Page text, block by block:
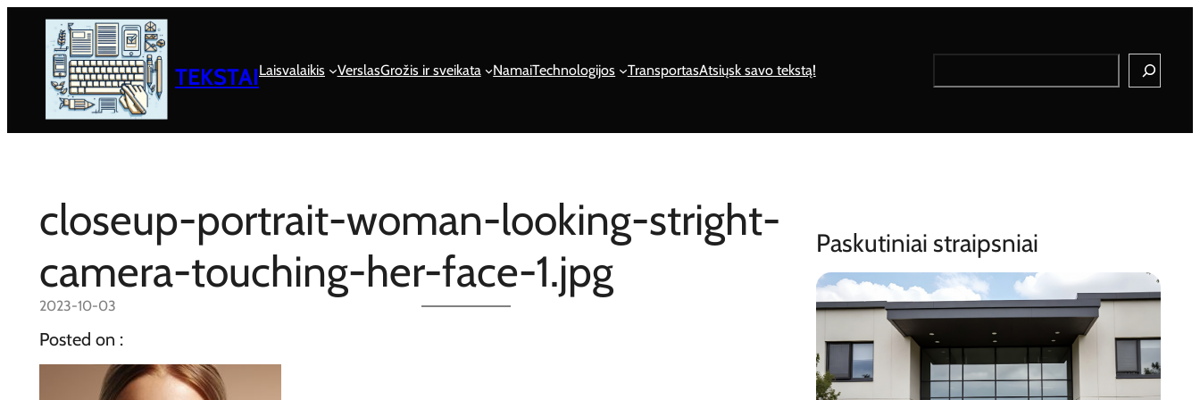
TEKSTAILaisvalaikis VerslasGrožis ir sveikata NamaiTechnologijos TransportasAtsiųsk savo tekstą!
Search
closeup-portrait-woman-looking-stright-
camera-touching-her-face-1.jpg
2023-10-03
Posted on :
Paskutiniai straipsniai